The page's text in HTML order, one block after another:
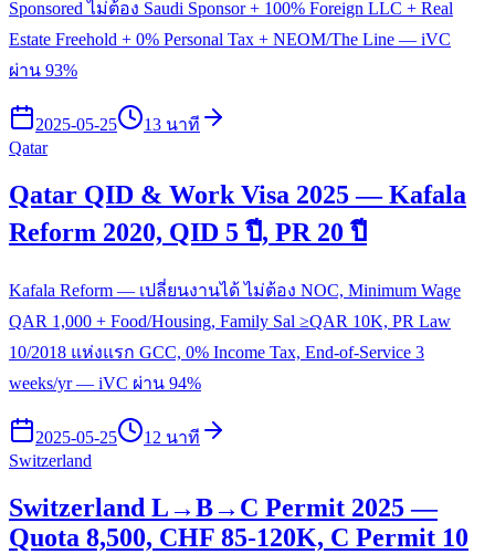
Sponsored ไม่ต้อง Saudi Sponsor + 100% Foreign LLC + Real
Estate Freehold + 0% Personal Tax + NEOM/The Line — iVC
ผ่าน 93%
2025-05-25
13 นาที
Qatar
Qatar QID & Work Visa 2025 — Kafala
Reform 2020, QID 5 ปี, PR 20 ปี
Kafala Reform — เปลี่ยนงานได้ ไม่ต้อง NOC, Minimum Wage
QAR 1,000 + Food/Housing, Family Sal ≥QAR 10K, PR Law
10/2018 แห่งแรก GCC, 0% Income Tax, End-of-Service 3
weeks/yr — iVC ผ่าน 94%
2025-05-25
12 นาที
Switzerland
Switzerland L→B→C Permit 2025 —
Quota 8,500, CHF 85-120K, C Permit 10